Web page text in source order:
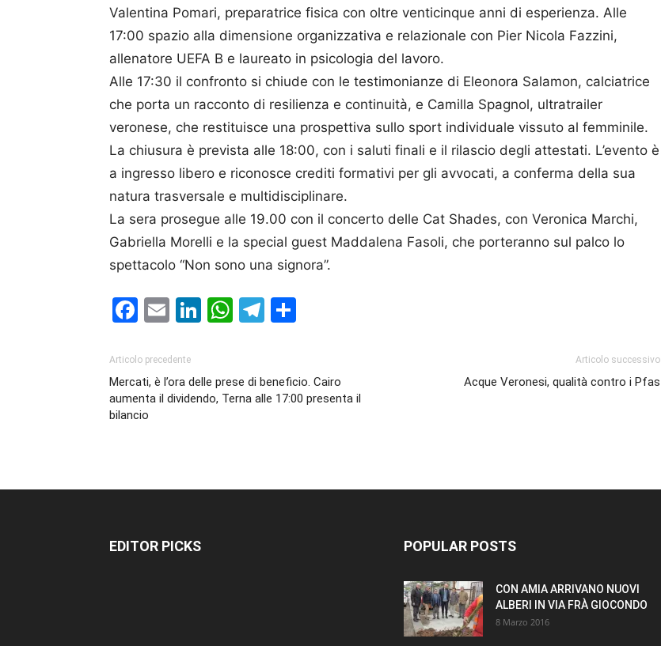
Valentina Pomari, preparatrice fisica con oltre venticinque anni di esperienza. Alle
17:00 spazio alla dimensione organizzativa e relazionale con Pier Nicola Fazzini,
allenatore UEFA B e laureato in psicologia del lavoro.
Alle 17:30 il confronto si chiude con le testimonianze di Eleonora Salamon, calciatrice
che porta un racconto di resilienza e continuità, e Camilla Spagnol, ultratrailer
veronese, che restituisce una prospettiva sullo sport individuale vissuto al femminile.
La chiusura è prevista alle 18:00, con i saluti finali e il rilascio degli attestati. L’evento è
a ingresso libero e riconosce crediti formativi per gli avvocati, a conferma della sua
natura trasversale e multidisciplinare.
La sera prosegue alle 19.00 con il concerto delle Cat Shades, con Veronica Marchi,
Gabriella Morelli e la special guest Maddalena Fasoli, che porteranno sul palco lo
spettacolo “Non sono una signora”.
Facebook
EmailLinkedIn
WhatsApp
Telegram
Articolo precedente
Mercati, è l’ora delle prese di beneficio. Cairo
aumenta il dividendo, Terna alle 17:00 presenta il
bilancio
Articolo successivo
Acque Veronesi, qualità contro i Pfas
EDITOR PICKS POPULAR POSTS
CON AMIA ARRIVANO NUOVI
ALBERI IN VIA FRÀ GIOCONDO
8 Marzo 2016